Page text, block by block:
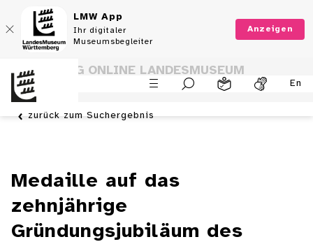
LMW App
Ihr digitaler
Museumsbegleiter
Anzeigen
En
SAMMLUNG ONLINE LANDESMUSEUM
WÜRTTEMBERG
zurück zum Suchergebnis
Medaille auf das
zehnjährige
Gründungsjubiläum des